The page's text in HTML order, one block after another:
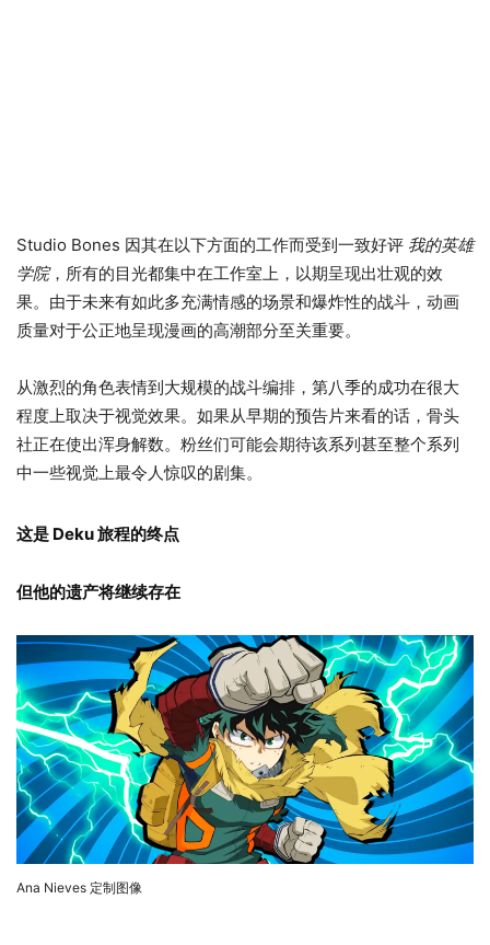
Studio Bones 因其在以下方面的工作而受到一致好评 我的英雄
学院，所有的目光都集中在工作室上，以期呈现出壮观的效
果。由于未来有如此多充满情感的场景和爆炸性的战斗，动画
质量对于公正地呈现漫画的高潮部分至关重要。
从激烈的角色表情到大规模的战斗编排，第八季的成功在很大
程度上取决于视觉效果。如果从早期的预告片来看的话，骨头
社正在使出浑身解数。粉丝们可能会期待该系列甚至整个系列
中一些视觉上最令人惊叹的剧集。
这是 Deku 旅程的终点
但他的遗产将继续存在
Ana Nieves 定制图像